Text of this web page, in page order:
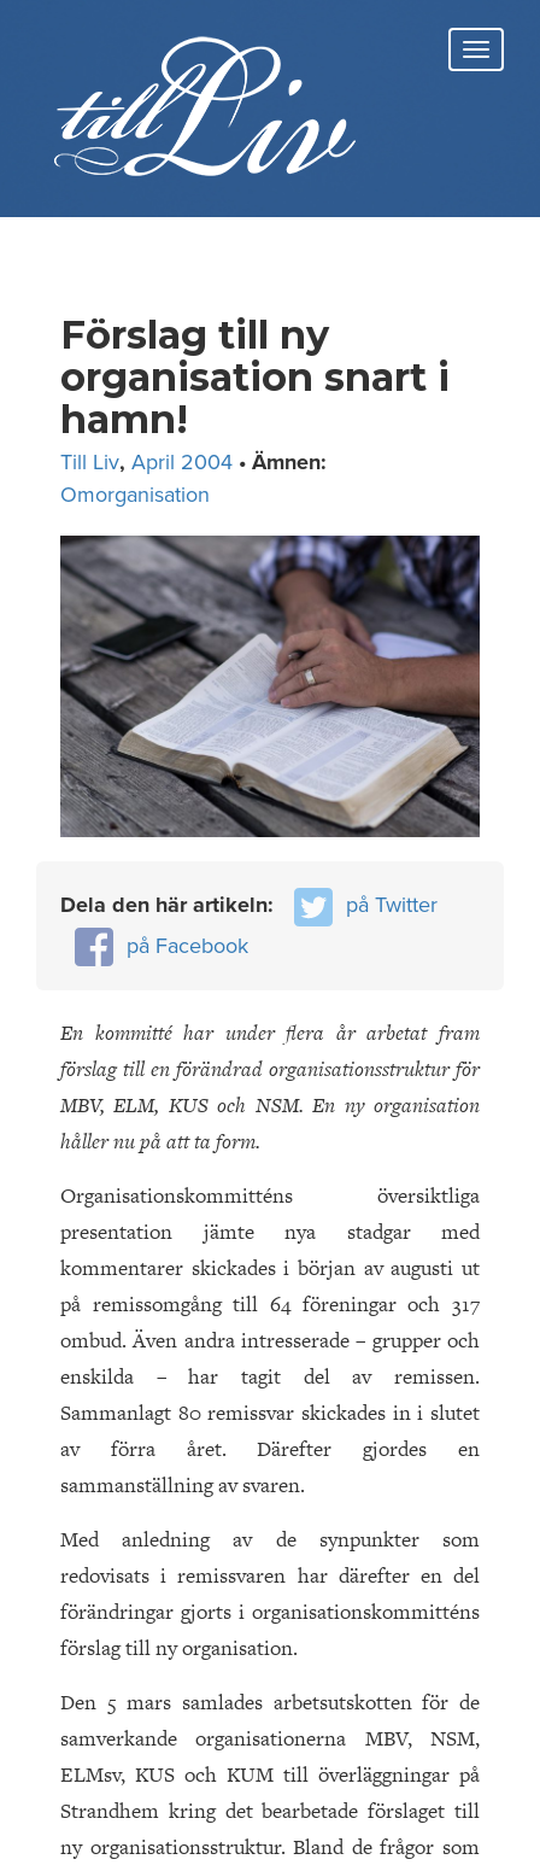
Förslag till ny
organisation snart i
hamn!
Till Liv, April 2004 • Ämnen:
Omorganisation
Dela den här artikeln:
på Twitter
på Facebook
En kommitté har under flera år arbetat fram
förslag till en förändrad organisationsstruktur för
MBV, ELM, KUS och NSM. En ny organisation
håller nu på att ta form.
Organisationskommitténs översiktliga
presentation jämte nya stadgar med
kommentarer skickades i början av augusti ut
på remissomgång till 64 föreningar och 317
ombud. Även andra intresserade – grupper och
enskilda – har tagit del av remissen.
Sammanlagt 80 remissvar skickades in i slutet
av förra året. Därefter gjordes en
sammanställning av svaren.
Med anledning av de synpunkter som
redovisats i remissvaren har därefter en del
förändringar gjorts i organisationskommitténs
förslag till ny organisation.
Den 5 mars samlades arbetsutskotten för de
samverkande organisationerna MBV, NSM,
ELMsv, KUS och KUM till överläggningar på
Strandhem kring det bearbetade förslaget till
ny organisationsstruktur. Bland de frågor som